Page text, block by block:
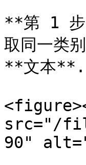
**第 1 步
取同一类
**文本**.
src="/
90"